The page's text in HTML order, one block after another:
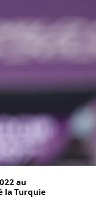
au
la Turquie